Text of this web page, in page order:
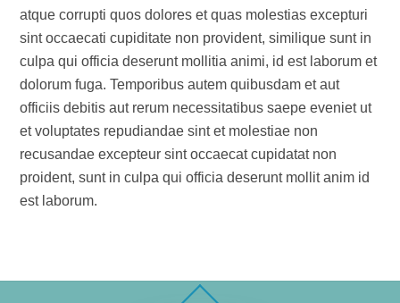
atque corrupti quos dolores et quas molestias excepturi
sint occaecati cupiditate non provident, similique sunt in
culpa qui officia deserunt mollitia animi, id est laborum et
dolorum fuga. Temporibus autem quibusdam et aut
officiis debitis aut rerum necessitatibus saepe eveniet ut
et voluptates repudiandae sint et molestiae non
recusandae excepteur sint occaecat cupidatat non
proident, sunt in culpa qui officia deserunt mollit anim id
est laborum.